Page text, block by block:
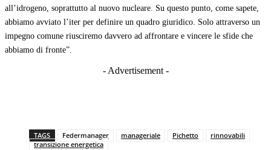
all’idrogeno, soprattutto al nuovo nucleare. Su questo punto, come sapete,
abbiamo avviato l’iter per definire un quadro giuridico. Solo attraverso un
impegno comune riusciremo davvero ad affrontare e vincere le sfide che
abbiamo di fronte”.
- Advertisement -
TAGS Federmanager manageriale Pichetto
rinnovabili
transizione energetica